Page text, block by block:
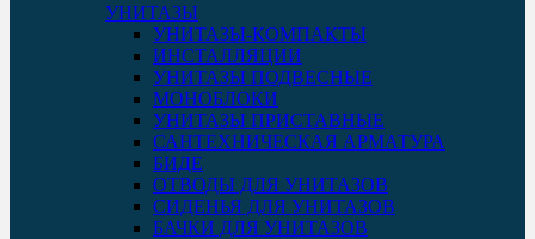
УНИТАЗЫ
УНИТАЗЫ-КОМПАКТЫ
ИНСТАЛЛЯЦИИ
УНИТАЗЫ ПОДВЕСНЫЕ
МОНОБЛОКИ
УНИТАЗЫ ПРИСТАВНЫЕ
САНТЕХНИЧЕСКАЯ АРМАТУРА
БИДЕ
ОТВОДЫ ДЛЯ УНИТАЗОВ
СИДЕНЬЯ ДЛЯ УНИТАЗОВ
БАЧКИ ДЛЯ УНИТАЗОВ